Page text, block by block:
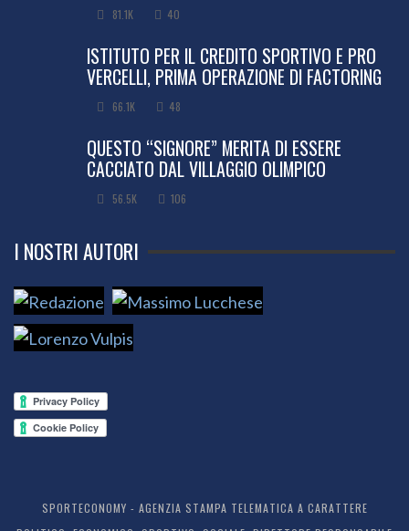
81.1K 40
ISTITUTO PER IL CREDITO SPORTIVO E PRO
VERCELLI, PRIMA OPERAZIONE DI FACTORING
66.1K 48
QUESTO “SIGNORE” MERITA DI ESSERE
CACCIATO DAL VILLAGGIO OLIMPICO
56.5K 106
I NOSTRI AUTORI
SPORTECONOMY - AGENZIA STAMPA TELEMATICA A CARATTERE